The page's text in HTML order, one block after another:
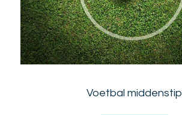
Voetbal middenstip